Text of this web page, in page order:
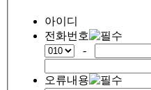
아이디
전화번호
-
오류내용